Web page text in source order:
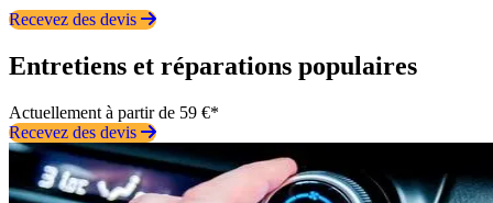
Recevez des devis
Entretiens et réparations populaires
Actuellement à partir de 59 €*
Recevez des devis